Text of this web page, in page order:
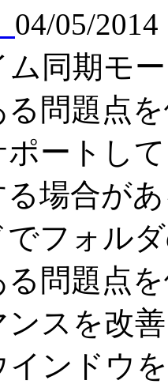
04/05/2014
ム同期モ
問題点
ポートし
場合が
フォル
問題点
スを改
インドウ